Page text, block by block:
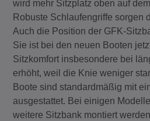
wird mehr Sitzplatz oben auf
Robuste Schlaufengriffe sorgen
Auch die Position der GFK-
Sie ist bei den neuen Booten
Sitzkomfort insbesondere bei
erhöht, weil die Knie weniger
Boote sind standardmäßig mit
ausgestattet. Bei einigen
weitere Sitzbank montiert